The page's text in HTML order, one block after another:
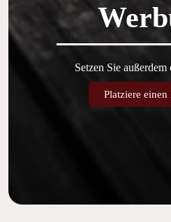
Setzen Sie
Platziere